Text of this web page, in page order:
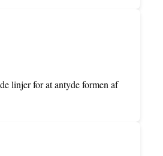
linjer for at antyde formen af